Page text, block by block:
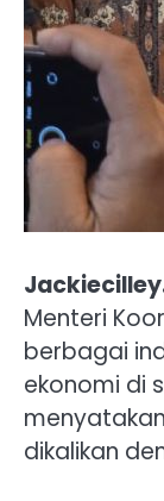
Menteri
berbagai
ekonomi di
dikalikan